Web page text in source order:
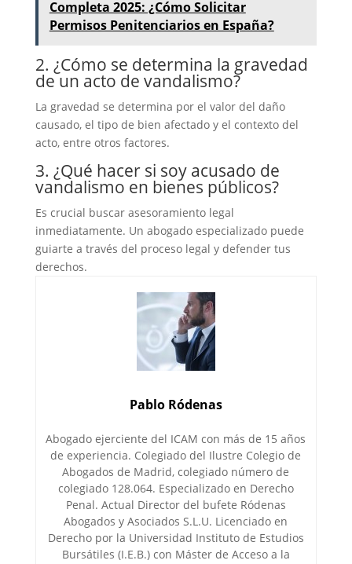
Completa 2025: ¿Cómo Solicitar
Permisos Penitenciarios en España?
2. ¿Cómo se determina la gravedad
de un acto de vandalismo?
La gravedad se determina por el valor del daño
causado, el tipo de bien afectado y el contexto del
acto, entre otros factores.
3. ¿Qué hacer si soy acusado de
vandalismo en bienes públicos?
Es crucial buscar asesoramiento legal
inmediatamente. Un abogado especializado puede
guiarte a través del proceso legal y defender tus
derechos.
Pablo Ródenas
Abogado ejerciente del ICAM con más de 15 años
de experiencia. Colegiado del Ilustre Colegio de
Abogados de Madrid, colegiado número de
colegiado 128.064. Especializado en Derecho
Penal. Actual Director del bufete Ródenas
Abogados y Asociados S.L.U. Licenciado en
Derecho por la Universidad Instituto de Estudios
Bursátiles (I.E.B.) con Máster de Acceso a la